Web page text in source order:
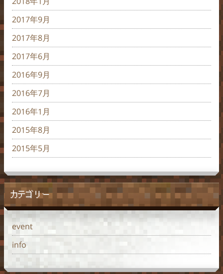
2017年9月
2017年8月
2017年6月
2016年9月
2016年7月
2016年1月
2015年8月
2015年5月
カテゴリー
event
info